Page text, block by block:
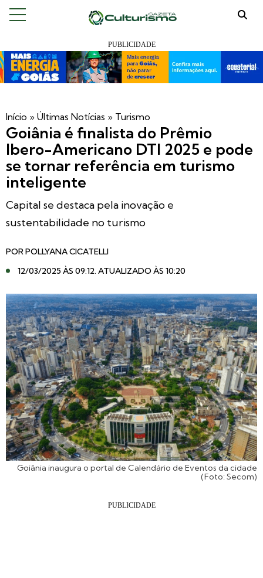
Início » Últimas Notícias » Turismo
Goiânia é finalista do Prêmio
Ibero-Americano DTI 2025 e pode
se tornar referência em turismo
inteligente
Capital se destaca pela inovação e
sustentabilidade no turismo
PORPOLLYANA CICATELLI
12/03/2025 ÀS 09:12. ATUALIZADO ÀS 10:20
Goiânia inaugura o portal de Calendário de Eventos da cidade
(Foto: Secom)